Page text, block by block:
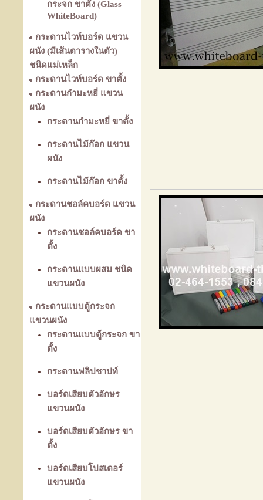
กระจก ขาตั้ง (Glass
WhiteBoard)
กระดานไวท์บอร์ด แขวน
ผนัง (มีเส้นตารางในตัว)
ชนิดแม่เหล็ก
กระดานไวท์บอร์ด ขาตั้ง
กระดานกำมะหยี่ แขวน
ผนัง
กระดานกำมะหยี่ ขาตั้ง
กระดานไม้ก๊อก แขวน
ผนัง
กระดานไม้ก๊อก ขาตั้ง
กระดานชอล์คบอร์ด แขวน
ผนัง
กระดานชอล์คบอร์ด ขา
ตั้ง
กระดานแบบผสม ชนิด
แขวนผนัง
กระดานแบบตู้กระจก
แขวนผนัง
กระดานแบบตู้กระจก ขา
ตั้ง
กระดานฟลิปชาปท์
บอร์ดเสียบตัวอักษร
แขวนผนัง
บอร์ดเสียบตัวอักษร ขา
ตั้ง
บอร์ดเสียบโปสเตอร์
แขวนผนัง